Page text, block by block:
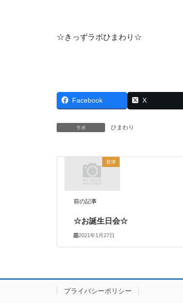
☆きっずラボひまわり☆
Facebook X
ラボ ひまわり
君津
前の記事
☆お誕生日会☆
2021年1月27日
プライバシーポリシー